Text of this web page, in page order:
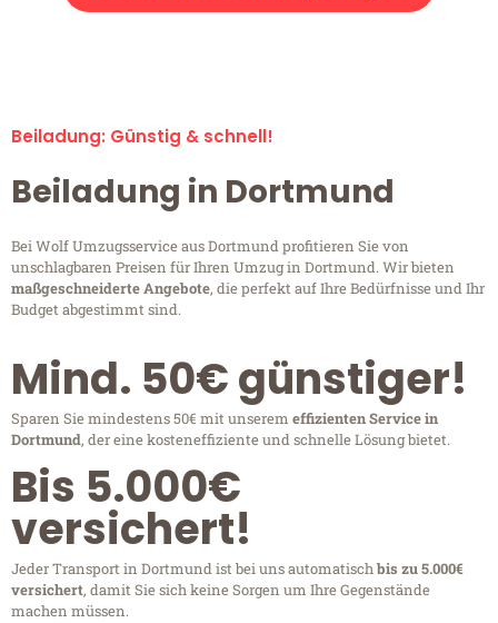
Beiladung: Günstig & schnell!
Beiladung in Dortmund
Bei Wolf Umzugsservice aus Dortmund profitieren Sie von
unschlagbaren Preisen für Ihren Umzug in Dortmund. Wir bieten
maßgeschneiderte Angebote, die perfekt auf Ihre Bedürfnisse und Ihr
Budget abgestimmt sind.
Mind. 50€ günstiger!
Sparen Sie mindestens 50€ mit unserem effizienten Service in
Dortmund, der eine kosteneffiziente und schnelle Lösung bietet.
Bis 5.000€
versichert!
Jeder Transport in Dortmund ist bei uns automatischbis zu 5.000€
versichert, damit Sie sich keine Sorgen um Ihre Gegenstände
machen müssen.